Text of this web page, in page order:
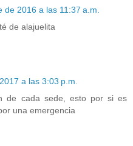
de 2016 a las 11:37 a.m.
de alajuelita
a las 3:03 p.m.
de cada sede, esto por si es
una emergencia